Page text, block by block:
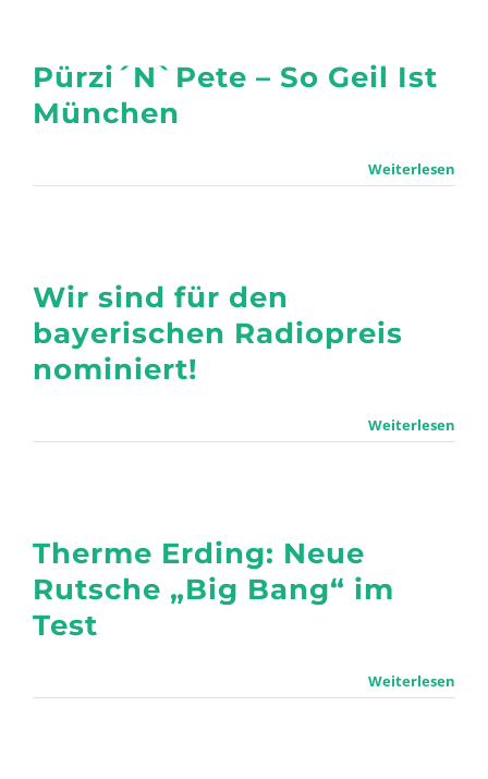
Pürzi´N`Pete – So Geil Ist
München
Weiterlesen
Wir sind für den
bayerischen Radiopreis
nominiert!
Weiterlesen
Therme Erding: Neue
Rutsche „Big Bang“ im
Test
Weiterlesen